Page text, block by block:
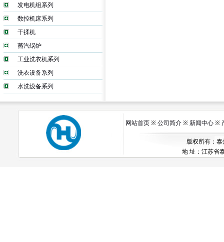
发电机组系列
数控机床系列
干揉机
蒸汽锅炉
工业洗衣机系列
洗衣设备系列
水洗设备系列
网站首页 ※ 公司简介 ※ 新闻中心 ※
版权所有：泰
地 址：江苏省